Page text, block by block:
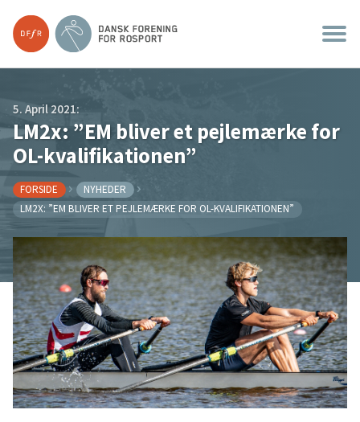
5. April 2021:
LM2x: ”EM bliver et pejlemærke for
OL-kvalifikationen”
FORSIDE
NYHEDER
LM2X: ”EM BLIVER ET PEJLEMÆRKE FOR OL-KVALIFIKATIONEN”